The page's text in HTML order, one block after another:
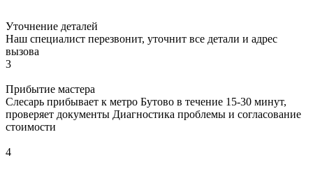
Уточнение деталей
Наш специалист перезвонит, уточнит все детали и адрес
вызова
3
Прибытие мастера
Слесарь прибывает к метро Бутово в течение 15-30 минут,
проверяет документы Диагностика проблемы и согласование
стоимости
4